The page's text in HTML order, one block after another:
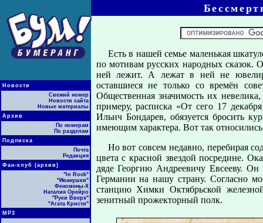
Новости
Свежий номер
Новости сайта
Новые материалы
Архив
По номерам
По разделам
Подписка
Почта
Редакция
Фан-клуб (архив)
"In Rock"
"Иванушки"
Феномены-Х
Наталия Орейро
"Руки Вверх"
"Агата Кристи"
МР3
Есть в нашей семье маленькая
по мотивам русских народных сказок.
ней лежит. А лежат в ней не
оставшиеся не только со времён
Общественная значимость их
примеру, расписка «От сего 17
Ильич Бондарев, обязуется бросить
имеющим характера. Вот так
Но вот совсем недавно, перебирая
цвета с красной звездой посредине.
дяде Георгию Андреевичу Евсееву.
Германии на нашу страну. Согласно
станцию Химки Октябрьской
зенитный прожекторный полк.